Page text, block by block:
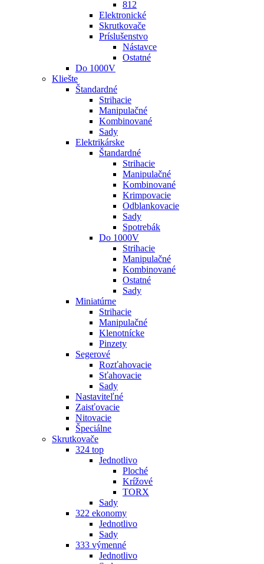
812
Elektronické
Skrutkovače
Príslušenstvo
Nástavce
Ostatné
Do 1000V
Kliešte
Štandardné
Strihacie
Manipulačné
Kombinované
Sady
Elektrikárske
Štandardné
Strihacie
Manipulačné
Kombinované
Krimpovacie
Odblankovacie
Sady
Spotrebák
Do 1000V
Strihacie
Manipulačné
Kombinované
Ostatné
Sady
Miniatúrne
Strihacie
Manipulačné
Klenotnícke
Pinzety
Segerové
Rozťahovacie
Sťahovacie
Sady
Nastaviteľné
Zaisťovacie
Nitovacie
Špeciálne
Skrutkovače
324 top
Jednotlivo
Ploché
Krížové
TORX
Sady
322 ekonomy
Jednotlivo
Sady
333 výmenné
Jednotlivo